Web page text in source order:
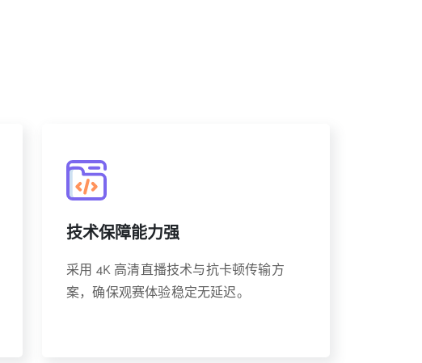
技术保障能力强
采用 4K 高清直播技术与抗卡顿传输方
案，确保观赛体验稳定无延迟。